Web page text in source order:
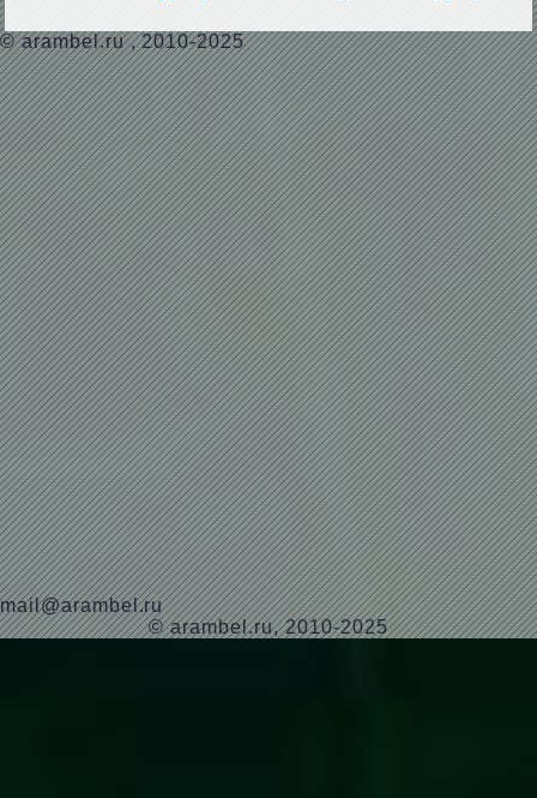
© arambel.ru, 2010-2025
mail@arambel.ru
© arambel.ru, 2010-2025